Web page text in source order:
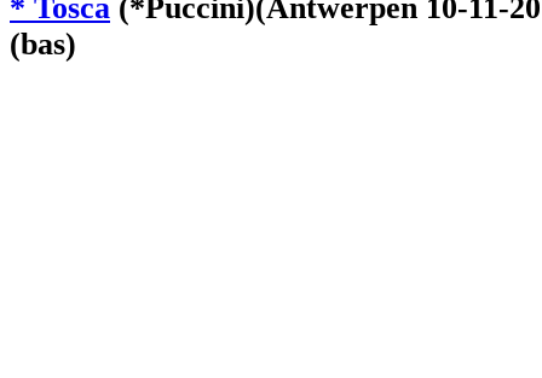
* Tosca (*Puccini)(Antwerpen 10-11-
(bas)